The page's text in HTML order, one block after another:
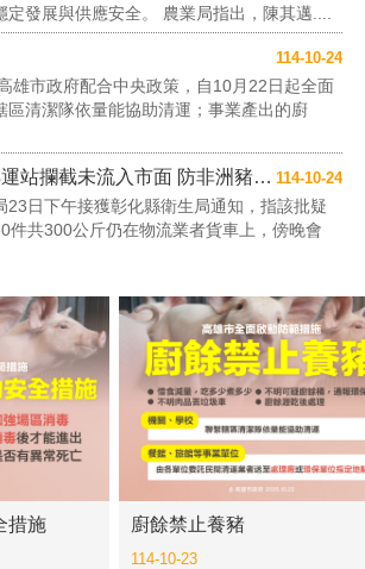
發展與供應安全。 農業局指出，陳其邁....
114-10-24
雄市政府配合中央政策，自10月22日起全面
清潔隊依量能協助清運；事業產出的廚
114-10-24
問題豬肉銷至彰化肉商轉售高雄 衛生局親赴大榮貨運轉運站攔截未流入市面 防非洲豬瘟病毒....
日下午接獲彰化縣衛生局通知，指該批疑
共300公斤仍在物流業者貨車上，傍晚會
措施 廚餘禁止養豬
114-10-23